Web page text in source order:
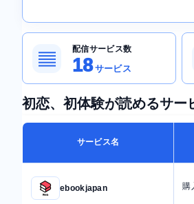
▤
配信サービス数
18サービス
初恋、初体験が読めるサー
サービス名
ebookjapan 購